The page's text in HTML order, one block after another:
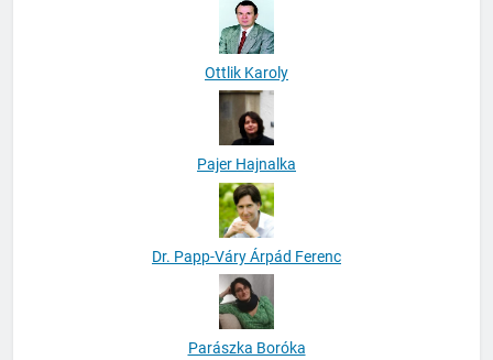
Ottlik Karoly
Pajer Hajnalka
Dr. Papp-Váry Árpád Ferenc
Parászka Boróka